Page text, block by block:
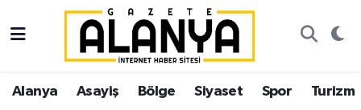
Alanya Asayiş Bölge Siyaset Spor Turizm
Alanya
Asayiş
İstanbul Nöbetçi Eczaneler
İstanbul Hava Durumu